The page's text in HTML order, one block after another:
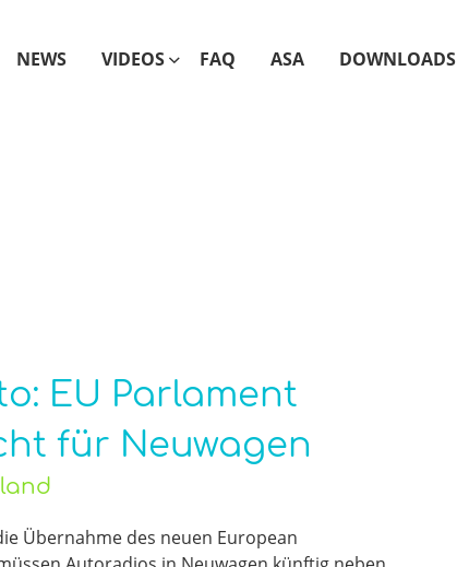
NEWS VIDEOS FAQ ASA DOWNLOADS
EU Parlament
für Neuwagen
Übernahme des neuen European